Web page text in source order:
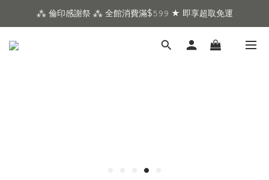
⁂ 倫印感謝祭 ⁂ 全館消費滿$𝟻𝟿𝟿 ★ 即享超取免運